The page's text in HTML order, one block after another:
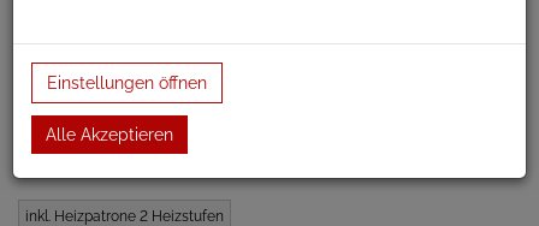
Elektro-Handtuchheizkörper
1620h x 600b e1 weiss
gerade
inkl. Heizpatrone 2 Heizstufen
Einstellungen öffnen
Alle Akzeptieren